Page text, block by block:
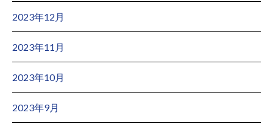
2023年12月
2023年11月
2023年10月
2023年9月